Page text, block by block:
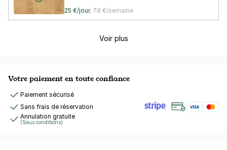
25 €/jour, 78 €/semaine
Voir plus
Votre paiement en toute confiance
Paiement sécurisé
Sans frais de réservation
Annulation gratuite
(Sous conditions)